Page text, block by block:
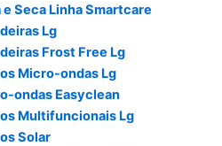
Seca Linha Smartcare
Lg
Frost Free Lg
Micro-ondas Lg
ondas Easyclean
Multifuncionais Lg
Solar